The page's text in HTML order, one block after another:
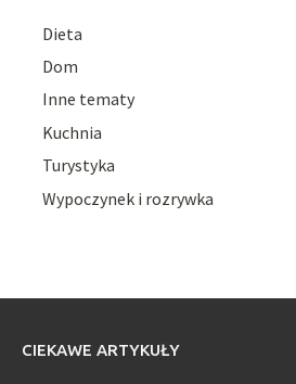
Dieta
Dom
Inne tematy
Kuchnia
Turystyka
Wypoczynek i rozrywka
CIEKAWE ARTYKUŁY